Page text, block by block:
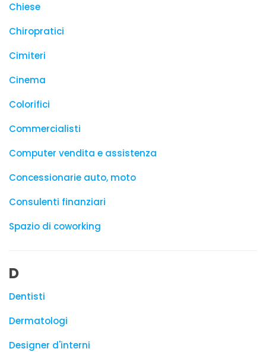
Chiese
Chiropratici
Cimiteri
Cinema
Colorifici
Commercialisti
Computer vendita e assistenza
Concessionarie auto, moto
Consulenti finanziari
Spazio di coworking
D
Dentisti
Dermatologi
Designer d'interni